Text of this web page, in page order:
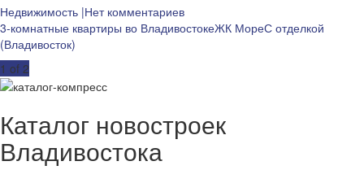
Недвижимость |Нет комментариев
3-комнатные квартиры во ВладивостокеЖК МореС отделкой
(Владивосток)
Post
navigation
1 of 2
Каталог новостроек
Владивостока